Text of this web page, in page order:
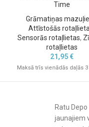
Time
Grāmatiņas
Attīstošās
Sensorās rotaļlietas,
rotaļlietas
21,95€
Maksā trīs vienādās daļās 3
Ratu
jaunajiem